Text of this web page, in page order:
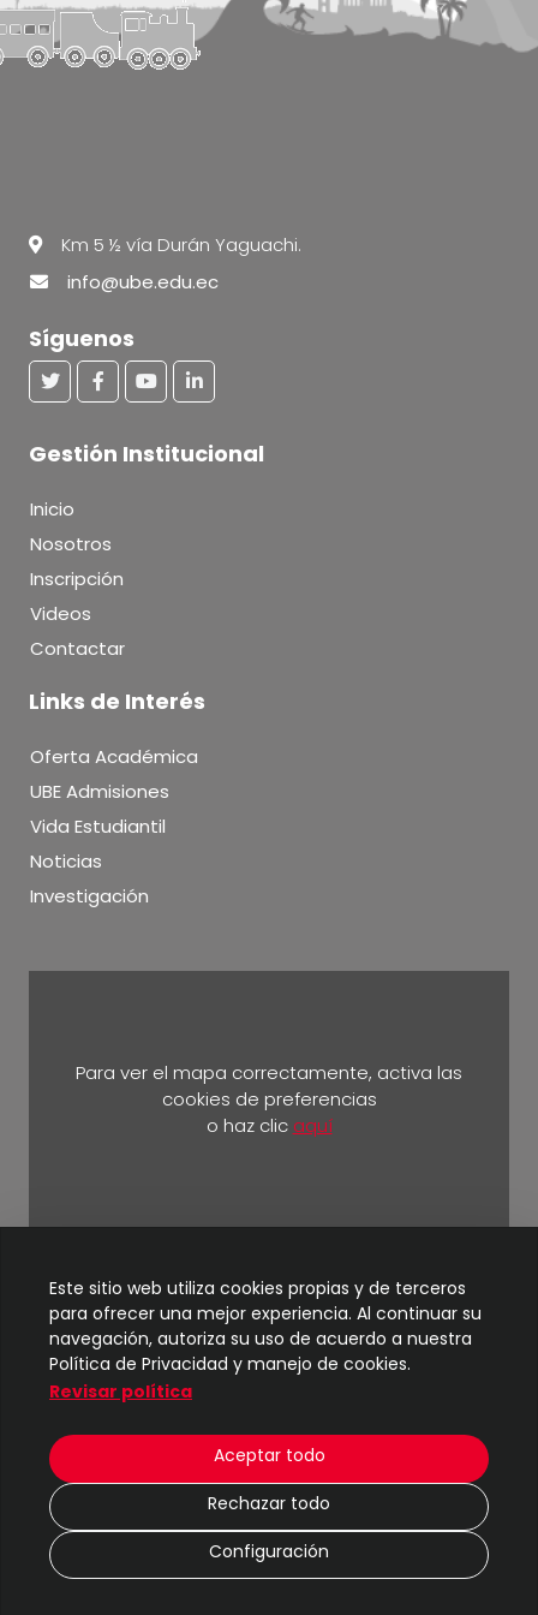
Km 5 ½ vía Durán Yaguachi.
info@ube.edu.ec
Síguenos
Gestión Institucional
Inicio
Nosotros
Inscripción
Videos
Contactar
Links de Interés
Oferta Académica
UBE Admisiones
Vida Estudiantil
Noticias
Investigación
Para ver el mapa correctamente, activa las
cookies de preferencias
o haz clic aquí
Km 5 ½ vía Durán Yaguachi.
© 2024TIC - UBE| Todos los derechos reservados
2 M
Protección de datos
Política de cookies
Este sitio web utiliza cookies propias y de terceros
para ofrecer una mejor experiencia. Al continuar su
navegación, autoriza su uso de acuerdo a nuestra
Política de Privacidad y manejo de cookies.
Revisar política
Aceptar todo
Rechazar todo
Configuración